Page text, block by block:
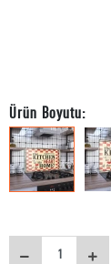
Ürün Boyutu: